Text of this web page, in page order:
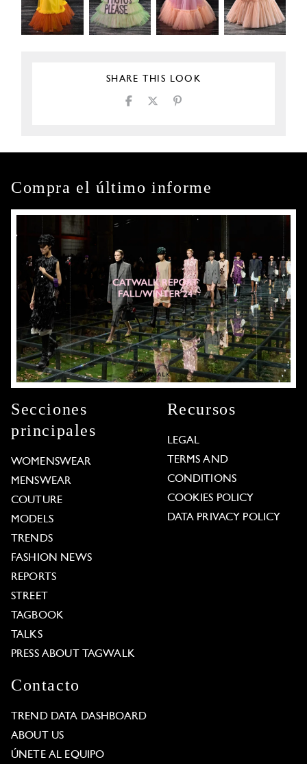
SHARE THIS LOOK
Compra el último informe
Secciones
principales
WOMENSWEAR
MENSWEAR
COUTURE
MODELS
TRENDS
FASHION NEWS
REPORTS
STREET
TAGBOOK
TALKS
PRESS ABOUT TAGWALK
Recursos
LEGAL
TERMS AND
CONDITIONS
COOKIES POLICY
DATA PRIVACY POLICY
Contacto
TREND DATA DASHBOARD
ABOUT US
ÚNETE AL EQUIPO